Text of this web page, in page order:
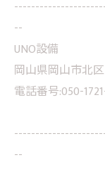
--
UNO設備
岡山県岡山市北
電話番号:050-
--